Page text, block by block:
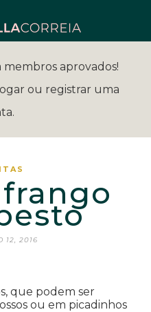
aprovados!
ou registrar uma
12, 2016
que podem ser
ou em picadinhos